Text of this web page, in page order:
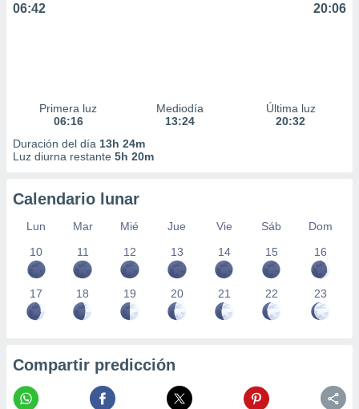
06:42 20:06
Primera luz
06:16
Mediodía
13:24
Última luz
20:32
Duración del día 13h 24m
Luz diurna restante 5h 20m
Calendario lunar
Lun Mar Mié Jue Vie Sáb
Dom
10
11 12 13 14 15 16
17 18 19 20 21 22 23
Compartir predicción